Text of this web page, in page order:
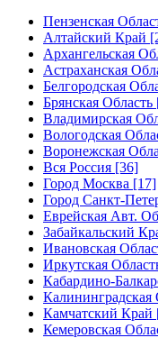
Пензенская
Алтайский Край
Архангельская
Астраханская
Белгородская
Брянская Область
Владимирская
Вологодская
Воронежская
Вся Россия [36]
Город Москва [17]
Город Санкт-
Еврейская Авт.
Забайкальский
Ивановская
Иркутская
Кабардино-
Калининградская
Камчатский Край
Кемеровская